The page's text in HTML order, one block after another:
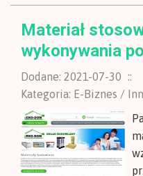
Materiał
wykonywania
Dodane: 2021-07-30 ::
Kategoria: E-Biznes /